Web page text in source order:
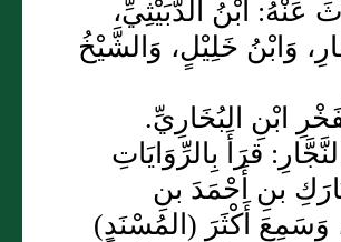
ابْنُ الدُّبَيْثِيِّ،
وَابْنُ خَلِيْلٍ، وَالشَّيْخُ
ابْنِ البُخَارِيِّ.
قرَأَ بِالرِّوَايَاتِ
بنِ أَحْمَدَ بنِ
وَسَمِعَ أَكْثَرَ (المُسْنَدِ)